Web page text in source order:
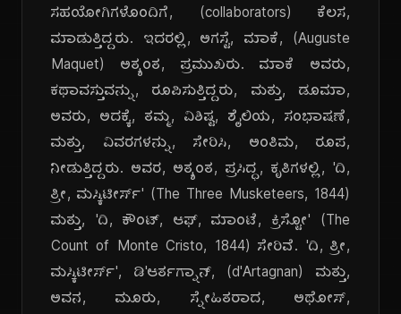
ಸಹಯೋಗಿಗಳೊಂದಿಗೆ, (collaborators) ಕೆಲಸ,
ಮಾಡುತ್ತಿದ್ದರು. ಇದರಲ್ಲಿ, ಅಗಸ್ಟೆ, ಮಾಕೆ, (Auguste
Maquet) ಅತ್ಯಂತ, ಪ್ರಮುಖರು. ಮಾಕೆ ಅವರು,
ಕಥಾವಸ್ತುವನ್ನು, ರೂಪಿಸುತ್ತಿದ್ದರು, ಮತ್ತು, ಡೂಮಾ,
ಅವರು, ಅದಕ್ಕೆ, ತಮ್ಮ, ವಿಶಿಷ್ಟ, ಶೈಲಿಯ, ಸಂಭಾಷಣೆ,
ಮತ್ತು, ವಿವರಗಳನ್ನು, ಸೇರಿಸಿ, ಅಂತಿಮ, ರೂಪ,
ನೀಡುತ್ತಿದ್ದರು. ಅವರ, ಅತ್ಯಂತ, ಪ್ರಸಿದ್ಧ, ಕೃತಿಗಳಲ್ಲಿ, 'ದಿ,
ತ್ರೀ, ಮಸ್ಕಿಟೀರ್ಸ್' (The Three Musketeers, 1844)
ಮತ್ತು, 'ದಿ, ಕೌಂಟ್, ಆಫ್, ಮಾಂಟೆ, ಕ್ರಿಸ್ಟೋ' (The
Count of Monte Cristo, 1844) ಸೇರಿವೆ. 'ದಿ, ತ್ರೀ,
ಮಸ್ಕಿಟೀರ್ಸ್', ಡಿ'ಆರ್ತಗ್ನಾನ್, (d'Artagnan) ಮತ್ತು,
ಅವನ, ಮೂರು, ಸ್ನೇಹಿತರಾದ, ಅಥೋಸ್,